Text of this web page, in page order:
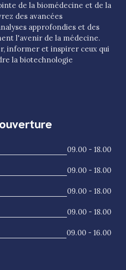
de la biomédecine et de la
des avancées
approfondies et des
l'avenir de la médecine.
informer et inspirer ceux qui
la biotechnologie
09.00 - 18.00
09.00 - 18.00
09.00 - 18.00
09.00 - 18.00
09.00 - 16.00